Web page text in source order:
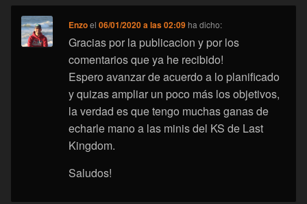
Enzoel06/01/2020 a las 02:09 ha dicho:
Gracias por la publicacion y por los
comentarios que ya he recibido!
Espero avanzar de acuerdo a lo planificado
y quizas ampliar un poco más los objetivos,
la verdad es que tengo muchas ganas de
echarle mano a las minis del KS de Last
Kingdom.
Saludos!